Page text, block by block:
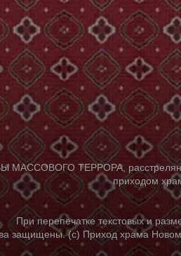
МАССОВОГО ТЕРРОРА,
приходом
При перепечатке текстовых и
защищены. (с) Приход храма